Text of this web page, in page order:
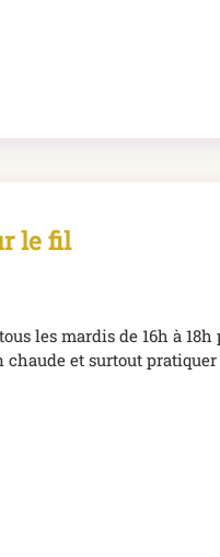
le fil
les mardis de 16h à
chaude et surtout